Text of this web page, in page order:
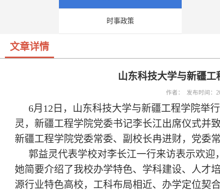
时事政策
文章详情
山东科技大学与新疆
作者： 发布时间：
6月12日，山东科技大学与新疆工程学院举
灵，新疆工程学院党委书记李长江出席仪式并
新疆工程学院党委常委、副校长冉进财，党委
郭益灵代表学校对李长江一行来访表示欢
她简要介绍了我校办学特色、学科建设、人才
源行业特色高校，工科布局相近、办学定位契